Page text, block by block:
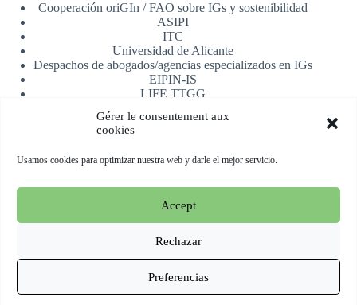
Gérer le consentement aux
cookies
Usamos cookies para optimizar nuestra web y darle el mejor servicio.
Accept
Rechazar
Preferencias
Cooperación oriGIn / FAO sobre IGs y sostenibilidad
ASIPI
ITC
Universidad de Alicante
Despachos de abogados/agencias especializados en IGs
EIPIN-IS
LIFE TTGG
Registrarse
Copyright © 2026 oriGIn | Organization for an International
Geographical Indications Network -Web alojada y manejada